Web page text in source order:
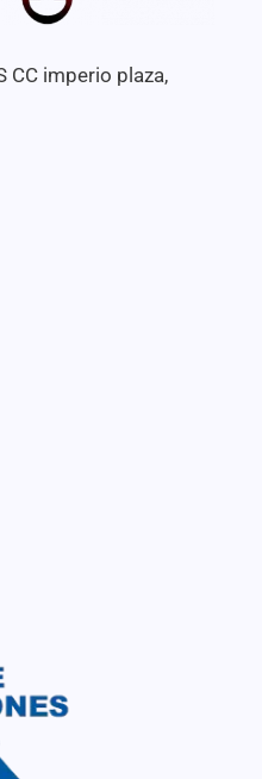
CC imperio plaza,